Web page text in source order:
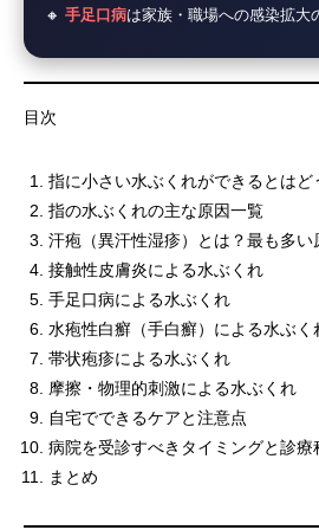
🔸 手足口病は家族・職場への感染拡大
目次
指に小さい水ぶくれができるとはど
指の水ぶくれの主な原因一覧
汗疱（異汗性湿疹）とは？最も多い
接触性皮膚炎による水ぶくれ
手足口病による水ぶくれ
水疱性白癬（手白癬）による水ぶく
帯状疱疹による水ぶくれ
摩擦・物理的刺激による水ぶくれ
自宅でできるケアと注意点
病院を受診すべきタイミングと診療
まとめ